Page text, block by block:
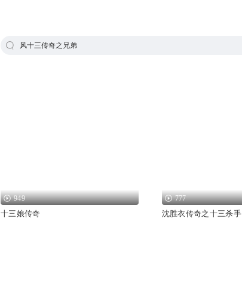
风十三传奇之兄弟
949
十三娘传奇
777
沈胜衣传奇之十三杀手